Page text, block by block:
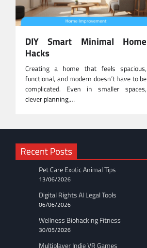
DIY Smart Minimal Home
Hacks
Creating a home that feels spacious,
functional, and modern doesn’t have to be
complicated. Even in smaller spaces,
clever planning,…
Recent Posts
Pet Care Exotic Animal Tips
13/06/2026
Digital Rights AI Legal Tools
06/06/2026
Wellness Biohacking Fitness
30/05/2026
Multiplayer Indie VR Games